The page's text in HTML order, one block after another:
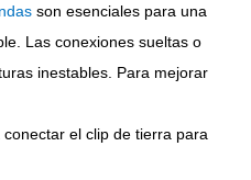
son esenciales para una
Las conexiones sueltas o
inestables. Para mejorar
el clip de tierra para